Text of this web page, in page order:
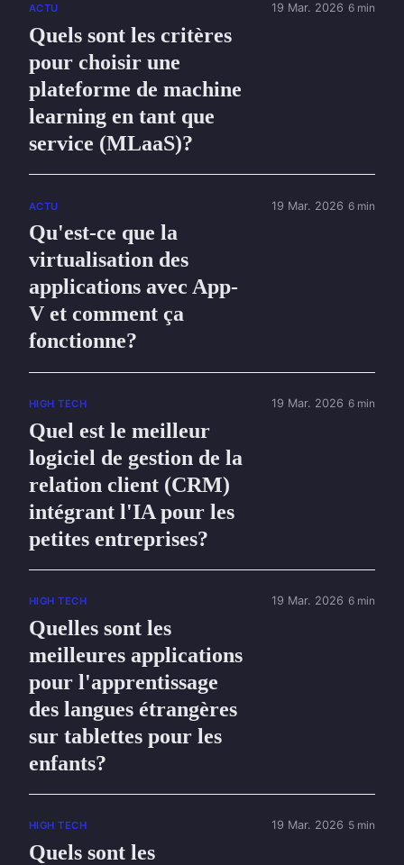
ACTU
Quels sont les critères
pour choisir une
plateforme de machine
learning en tant que
service (MLaaS)?
19 Mar. 2026 6 min
ACTU
Qu'est-ce que la
virtualisation des
applications avec App-
V et comment ça
fonctionne?
19 Mar. 2026 6 min
HIGH TECH
Quel est le meilleur
logiciel de gestion de la
relation client (CRM)
intégrant l'IA pour les
petites entreprises?
19 Mar. 2026 6 min
HIGH TECH
Quelles sont les
meilleures applications
pour l'apprentissage
des langues étrangères
sur tablettes pour les
enfants?
19 Mar. 2026 6 min
HIGH TECH
Quels sont les
19 Mar. 2026 5 min